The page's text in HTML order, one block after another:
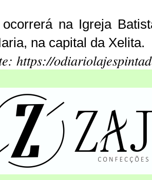
na Igreja
na capital da Xelita.
https://